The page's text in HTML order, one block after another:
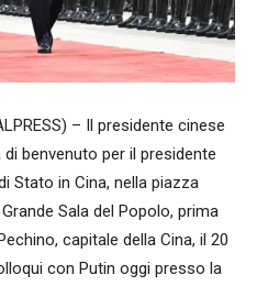
– Il presidente cinese
benvenuto per il presidente
Stato in Cina, nella piazza
Sala del Popolo, prima
capitale della Cina, il 20
con Putin oggi presso la